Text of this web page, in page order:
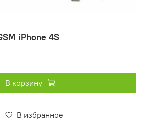
iPhone 4S
В избранное
В корзину